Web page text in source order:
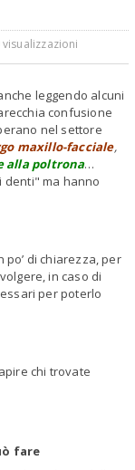
leggendo alcuni
confusione
nel settore
maxillo-facciale,
alla poltrona…
denti" ma hanno
di chiarezza, per
in caso di
per poterlo
chi trovate
fare